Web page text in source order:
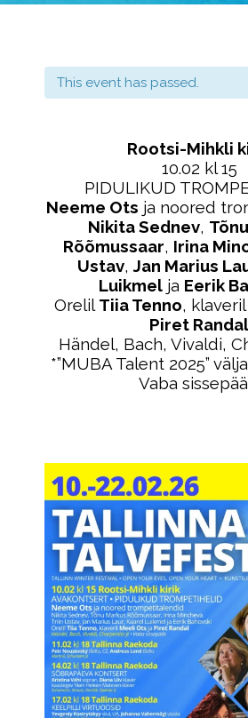
This event has passed.
Rootsi-Mihkli
10.02 kl 15
PIDULIKUD
Neeme Ots ja noored
Nikita Sednev,
Rõõmussaar, Irina
Ustav, Jan Marius
Luikmelja Eerik
Orelil Tiia Tenno, klaveril
Piret Randal
Händel, Bach, Vivaldi,
*”MUBA Talent 2025”
Vaba